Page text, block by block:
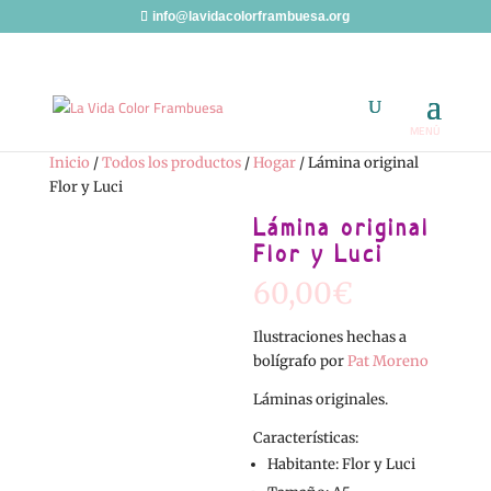
info@lavidacolorframbuesa.org
Inicio /Todos los productos/Hogar/ Lámina original
Flor y Luci
Lámina original
Flor y Luci
60,00€
Ilustraciones hechas a
bolígrafo porPat Moreno
Láminas originales.
Características:
Habitante: Flor y Luci